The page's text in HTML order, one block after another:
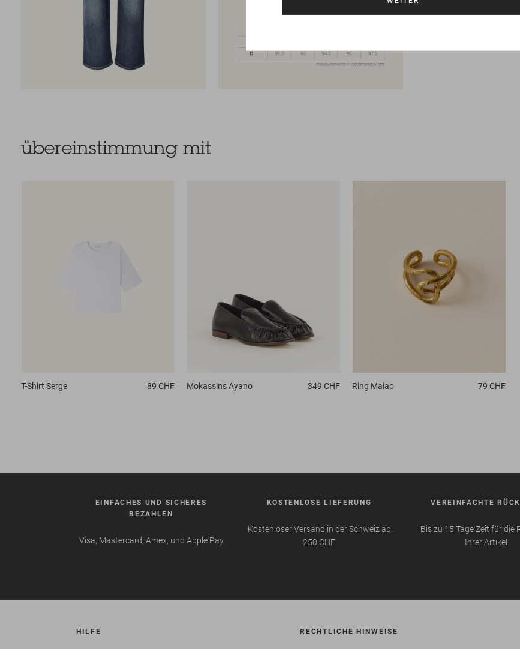
übereinstimmung mit
T-Shirt Serge 89 CHF MokassinsAyano 349 CHF Ring Maiao 79 CHF
EINFACHES UND SICHERES
BEZAHLEN
Visa, Mastercard, Amex, und Apple Pay
KOSTENLOSE LIEFERUNG
Kostenloser Versand in der Schweiz ab
250 CHF
VEREINFACHTE
Bis zu 15 Tage Zeit für die
Ihrer Artikel.
HILFE RECHTLICHE HINWEISE